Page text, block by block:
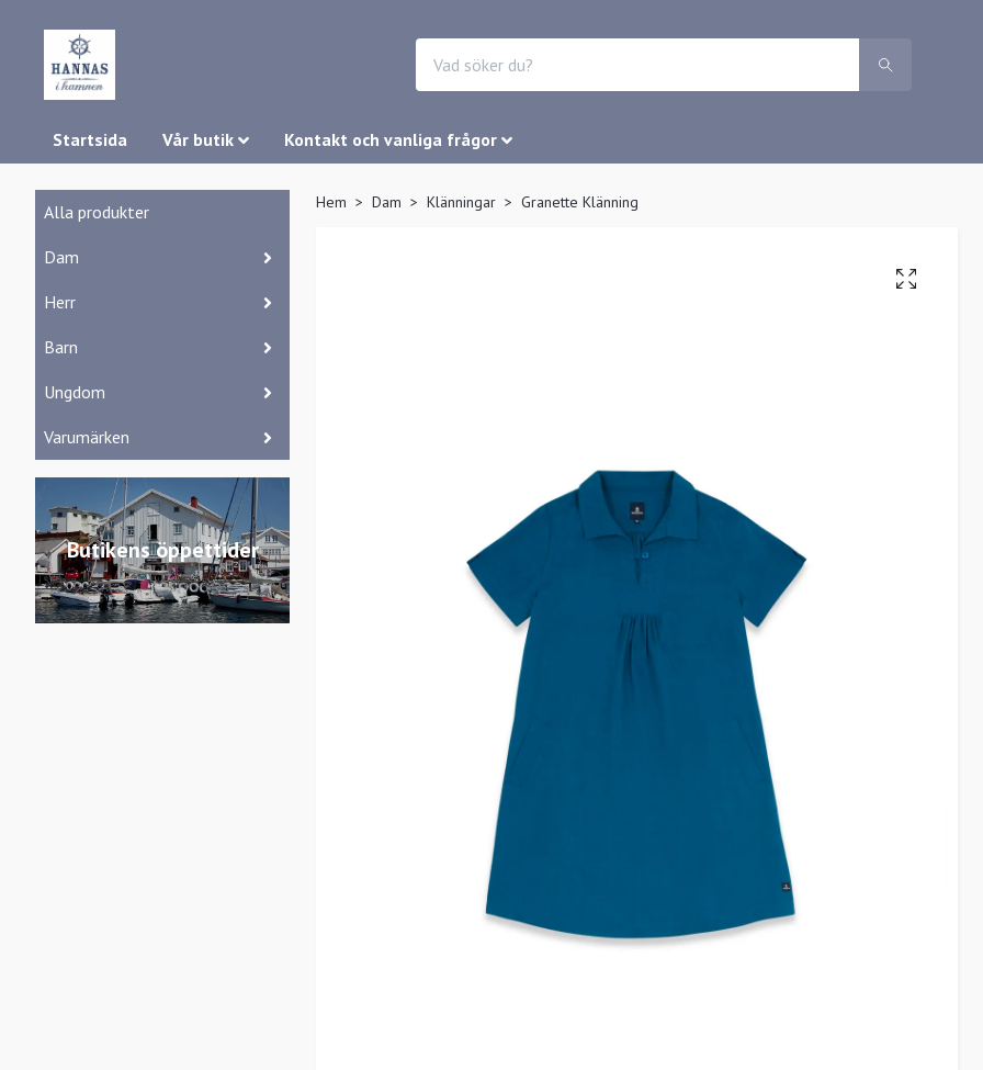
Startsida Vår butik Kontakt och vanliga frågor
Alla produkter
Dam
Herr
Barn
Ungdom
Varumärken
Butikens öppettider
Hem Dam Klänningar Granette Klänning